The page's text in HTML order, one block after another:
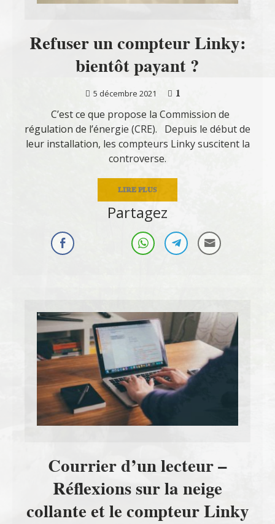
Refuser un compteur Linky:
bientôt payant ?
5 décembre 2021
1
C’est ce que propose la Commission de
régulation de l’énergie (CRE). Depuis le début de
leur installation, les compteurs Linky suscitent la
controverse.
LIRE PLUS
Partagez
Courrier d’un lecteur –
Réflexions sur la neige
collante et le compteur Linky